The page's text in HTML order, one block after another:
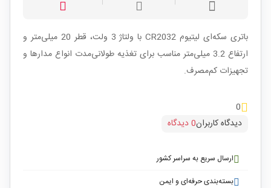
باتری سکه‌ای لیتیوم CR2032 با ولتاژ 3 ولت، قطر 20 میلی‌متر و
ارتفاع 3.2 میلی‌متر مناسب برای تغذیه طولانی‌مدت انواع مدارها و
تجهیزات کم‌مصرف.
0
دیدگاه کاربران0 دیدگاه
ارسال سریع به سراسر کشور
بسته‌بندی حرفه‌ای و ایمن